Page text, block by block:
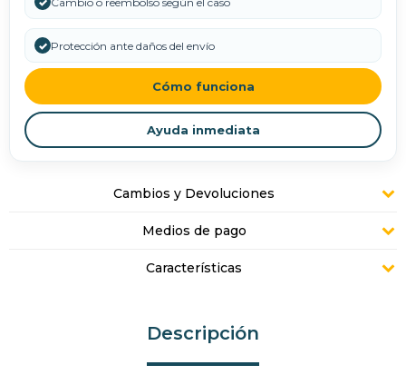
✓ Protección ante daños del envío
Cómo funciona
Ayuda inmediata
Cambios y Devoluciones
Medios de pago
Características
Descripción